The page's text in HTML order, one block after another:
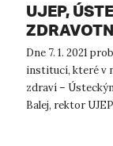
UJEP,
Dne 7. 1. 2021
institucí, které v
zdraví –
Balej, rektor